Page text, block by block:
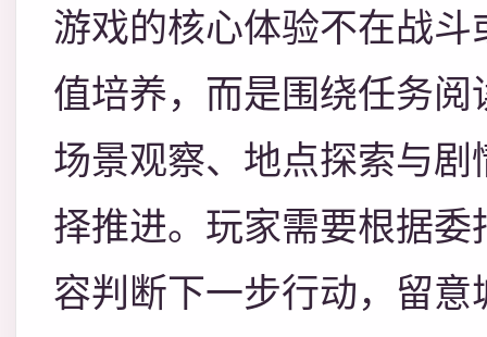
游戏的核心体验不在战斗
值培养，而是围绕任务阅
场景观察、地点探索与剧
择推进。玩家需要根据委
容判断下一步行动，留意